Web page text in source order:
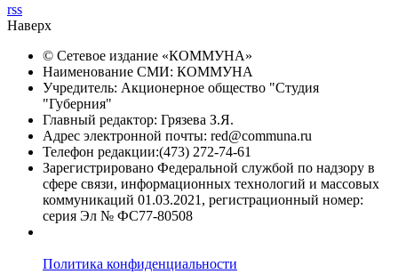
rss
Наверх
© Сетевое издание «КОММУНА»
Наименование СМИ: КОММУНА
Учредитель: Акционерное общество "Студия
"Губерния"
Главный редактор: Грязева З.Я.
Адрес электронной почты: red@communa.ru
Телефон редакции:(473) 272-74-61
Зарегистрировано Федеральной службой по надзору в
сфере связи, информационных технологий и массовых
коммуникаций 01.03.2021, регистрационный номер:
серия Эл № ФС77-80508
Политика конфиденциальности